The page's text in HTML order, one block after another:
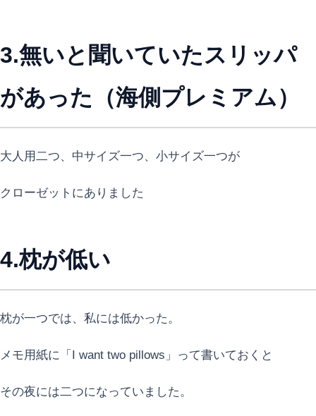
3.無いと聞いていたスリッパ
があった（海側プレミアム）
大人用二つ、中サイズ一つ、小サイズ一つが
クローゼットにありました
4.枕が低い
枕が一つでは、私には低かった。
メモ用紙に「I want two pillows」って書いておくと
その夜には二つになっていました。